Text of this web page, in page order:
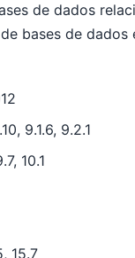
de dados
bases de
9.1.6, 9.2.1
10.1
15.7